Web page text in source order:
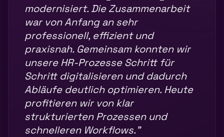
modernisiert. Die Zusammenarbeit
war von Anfang an sehr
professionell, effizient und
praxisnah. Gemeinsam konnten wir
unsere HR-Prozesse Schritt für
Schritt digitalisieren und dadurch
Abläufe deutlich optimieren. Heute
profitieren wir von klar
strukturierten Prozessen und
schnelleren Workflows."